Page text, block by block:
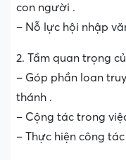
con người .
– Nỗ lực hội nhập
2. Tầm quan trọng
– Góp phần loan
thánh .
– Cộng tác trong
– Thực hiện công